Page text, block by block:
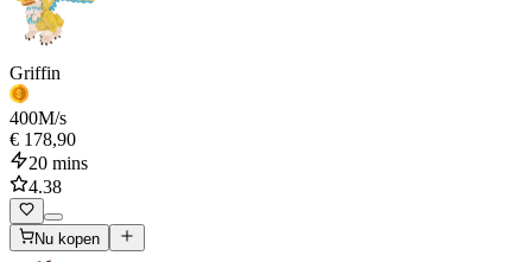
Griffin
400M/s
€ 178,90
20 mins
4.38
Nu kopen